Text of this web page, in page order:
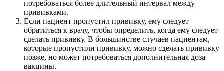
потребоваться более длительный интервал между
прививками.
Если пациент пропустил прививку, ему следует
обратиться к врачу, чтобы определить, когда ему следует
сделать прививку. В большинстве случаев пациентам,
которые пропустили прививку, можно сделать прививку
позже, но может потребоваться дополнительная доза
вакцины.